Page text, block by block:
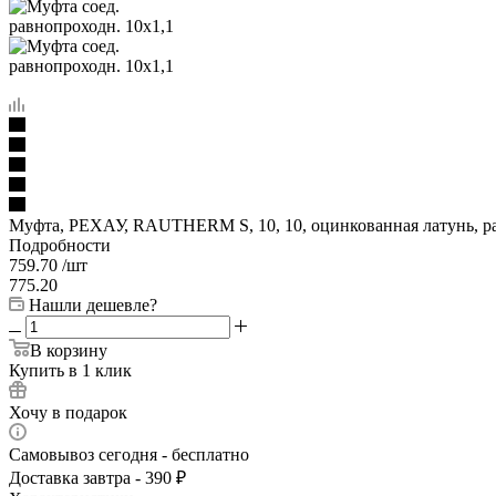
Муфта, РЕХАУ, RAUTHERM S, 10, 10, оцинкованная латунь,
Подробности
759.70 /шт
775.20
Нашли дешевле?
В корзину
Купить в 1 клик
Хочу в подарок
Самовывоз сегодня - бесплатно
Доставка завтра - 390 ₽